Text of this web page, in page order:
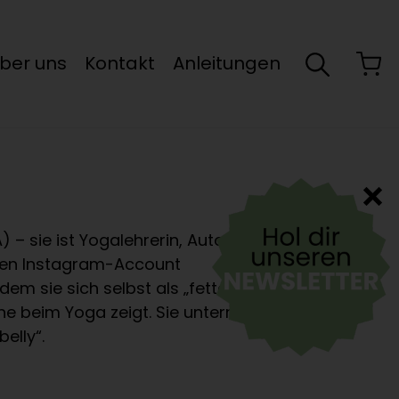
uns Kontakt Anleitungen
– sie ist Yogalehrerin, Autorin und
Instagram-Account
sie sich selbst als „fette und
beim Yoga zeigt. Sie unterrichtet